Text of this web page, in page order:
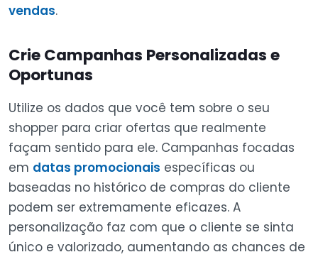
vendas.
Crie Campanhas Personalizadas e
Oportunas
Utilize os dados que você tem sobre o seu
shopper para criar ofertas que realmente
façam sentido para ele. Campanhas focadas
em datas promocionais específicas ou
baseadas no histórico de compras do cliente
podem ser extremamente eficazes. A
personalização faz com que o cliente se sinta
único e valorizado, aumentando as chances de